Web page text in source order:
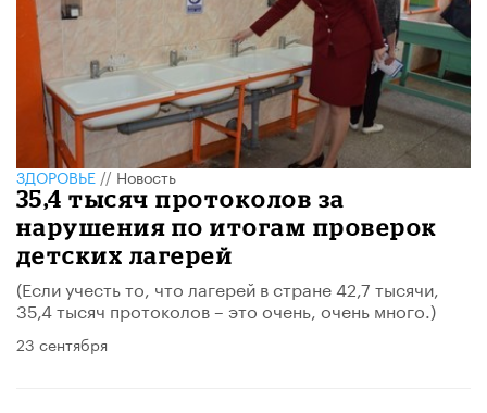
ЗДОРОВЬЕ//Новость
35,4 тысяч протоколов за
нарушения по итогам проверок
детских лагерей
(Если учесть то, что лагерей в стране 42,7 тысячи,
35,4 тысяч протоколов – это очень, очень много.)
23 сентября